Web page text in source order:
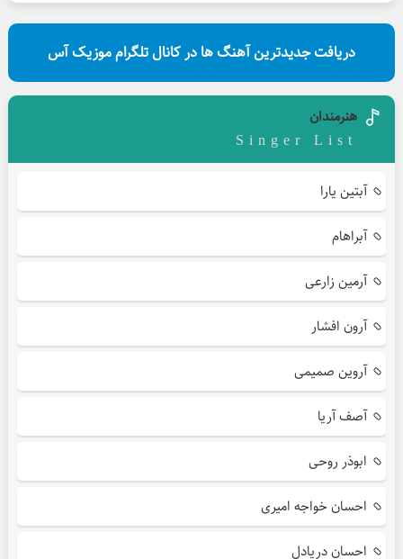
دریافت جدیدترین آهنگ ها در کانال تلگرام موزیک آس
هنرمندان
Singer List
آبتین یارا
آبراهام
آرمین زارعی
آرون افشار
آروین صمیمی
آصف آریا
ابوذر روحی
احسان خواجه امیری
احسان دریادل